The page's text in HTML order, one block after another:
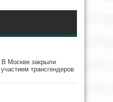
В Москве закрыли
трансгендеров